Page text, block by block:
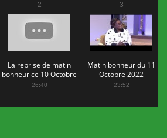
2
La reprise de matin
bonheur ce 10 Octobre
2022
26:40
3
Matin bonheur du 11
Octobre 2022
23:52